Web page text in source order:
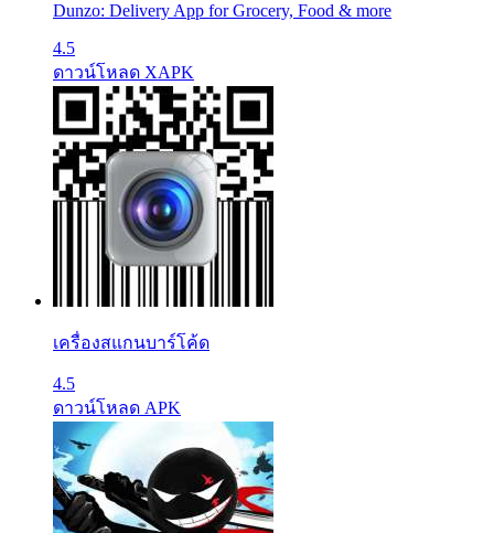
Dunzo: Delivery App for Grocery, Food & more
4.5
ดาวน์โหลด XAPK
เครื่องสแกนบาร์โค้ด
4.5
ดาวน์โหลด APK